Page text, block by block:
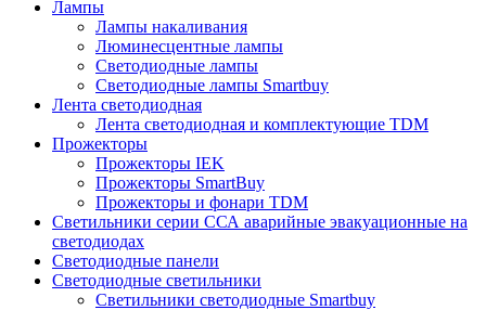
Лампы
Лампы накаливания
Люминесцентные лампы
Светодиодные лампы
Светодиодные лампы Smartbuy
Лента светодиодная
Лента светодиодная и комплектующие TDM
Прожекторы
Прожекторы IEK
Прожекторы SmartBuy
Прожекторы и фонари TDM
Светильники серии ССА аварийные эвакуационные на
светодиодах
Светодиодные панели
Светодиодные светильники
Светильники светодиодные Smartbuy